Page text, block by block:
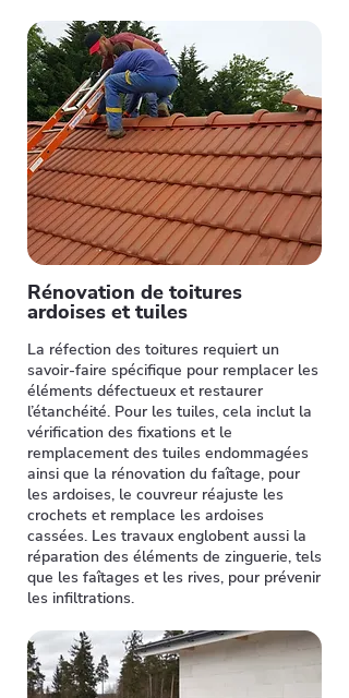
Rénovation de toitures
ardoises et tuiles
La réfection des toitures requiert un
savoir-faire spécifique pour remplacer les
éléments défectueux et restaurer
l’étanchéité. Pour les tuiles, cela inclut la
vérification des fixations et le
remplacement des tuiles endommagées
ainsi que la rénovation du faîtage, pour
les ardoises, le couvreur réajuste les
crochets et remplace les ardoises
cassées. Les travaux englobent aussi la
réparation des éléments de zinguerie, tels
que les faîtages et les rives, pour prévenir
les infiltrations.